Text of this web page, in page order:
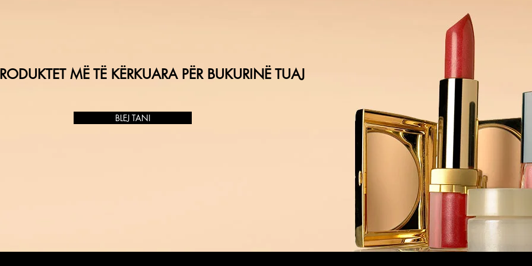
MË TË KËRKUARA PËR BUKURINË TUAJ
BLEJ TANI